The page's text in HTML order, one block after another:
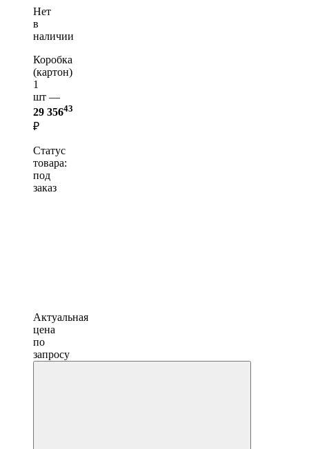
Нет
в
наличии
Коробка
(картон)
1
шт —
29 35643
₽
Статус
товара:
под
заказ
Актуальная
цена
по
запросу